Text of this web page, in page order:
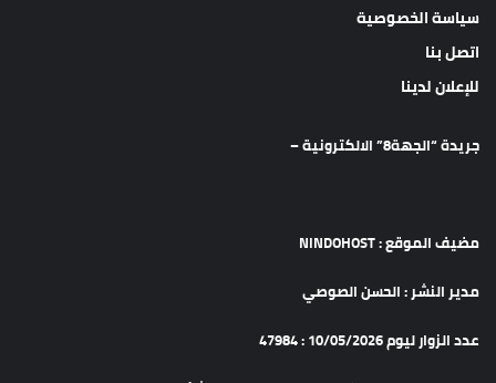
سياسة الخصوصية
اتصل بنا
للإعلان لدينا
جريدة “الجهة8” الالكترونية –
مضيف الموقع : NINDOHOST
مدير النشر : الحسن الصوصي
عدد الزوار ليوم 10/05/2026 : 47984